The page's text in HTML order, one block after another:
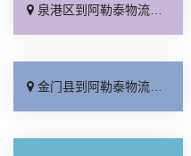
泉港区到阿勒泰物流专线_直发全境「上门提货」
金门县到阿勒泰物流专线_整车配货「资质齐全」